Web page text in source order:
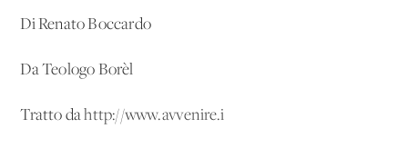
Di Renato Boccardo
Da Teologo Borèl
Tratto dahttp://www.avvenire.i